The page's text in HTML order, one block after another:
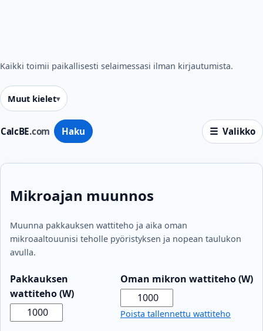
CalcBE.com Haku Valikko
Kaikki toimii paikallisesti selaimessasi ilman kirjautumista.
Muut kielet
Mikroajan muunnos
Muunna pakkauksen wattiteho ja aika oman
mikroaaltouunisi teholle pyöristyksen ja nopean taulukon
avulla.
Pakkauksen
wattiteho (W)
Oman mikron wattiteho (W)
Poista tallennettu wattiteho